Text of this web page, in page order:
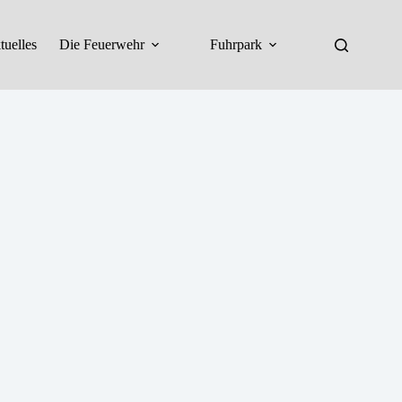
Die Feuerwehr Fuhrpark